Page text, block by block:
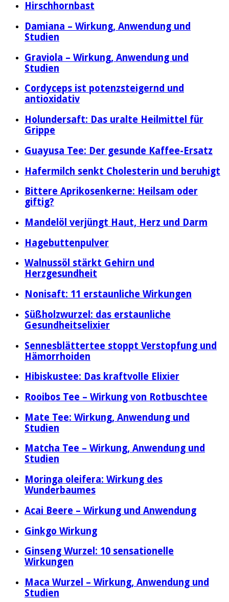
Hirschhornbast
Damiana – Wirkung, Anwendung und
Studien
Graviola – Wirkung, Anwendung und
Studien
Cordyceps ist potenzsteigernd und
antioxidativ
Holundersaft: Das uralte Heilmittel für
Grippe
Guayusa Tee: Der gesunde Kaffee-Ersatz
Hafermilch senkt Cholesterin und beruhigt
Bittere Aprikosenkerne: Heilsam oder
giftig?
Mandelöl verjüngt Haut, Herz und Darm
Hagebuttenpulver
Walnussöl stärkt Gehirn und
Herzgesundheit
Nonisaft: 11 erstaunliche Wirkungen
Süßholzwurzel: das erstaunliche
Gesundheitselixier
Sennesblättertee stoppt Verstopfung und
Hämorrhoiden
Hibiskustee: Das kraftvolle Elixier
Rooibos Tee – Wirkung von Rotbuschtee
Mate Tee: Wirkung, Anwendung und
Studien
Matcha Tee – Wirkung, Anwendung und
Studien
Moringa oleifera: Wirkung des
Wunderbaumes
Acai Beere – Wirkung und Anwendung
Ginkgo Wirkung
Ginseng Wurzel: 10 sensationelle
Wirkungen
Maca Wurzel – Wirkung, Anwendung und
Studien